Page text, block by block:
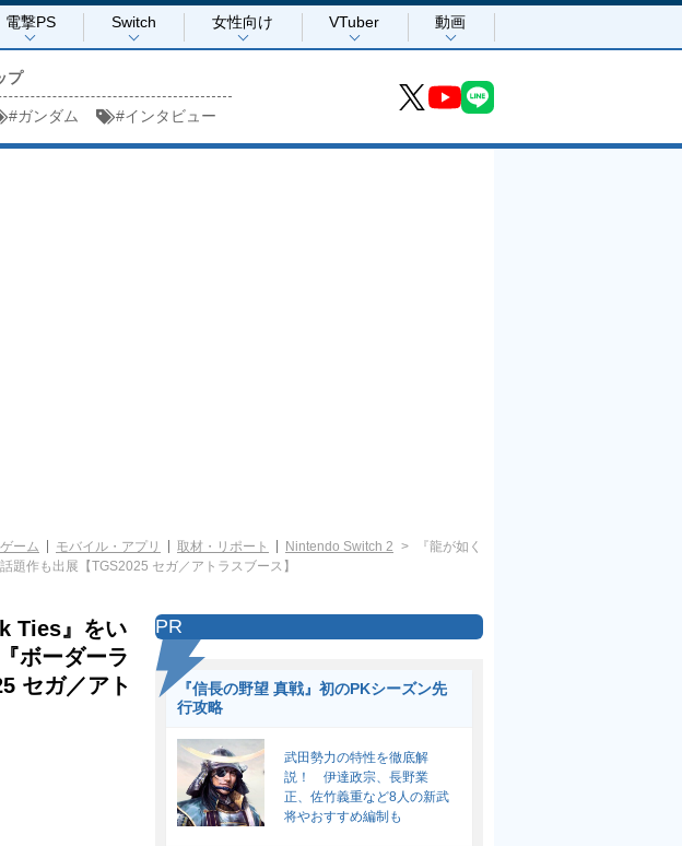
電撃PS Switch 女性向け VTuber 動画
プ
#ガンダム #インタビュー
ーム モバイル・アプリ 取材・リポート Nintendo Switch 2
『龍が如く
作も出展【TGS2025 セガ／アトラスブース】
Ties』をい
ボーダーラ
セガ／アト
PR
『信長の野望 真戦』初のPKシーズン先
行攻略
武田勢力の特性を徹底解
説！ 伊達政宗、長野業
正、佐竹義重など8人の新武
将やおすすめ編制も